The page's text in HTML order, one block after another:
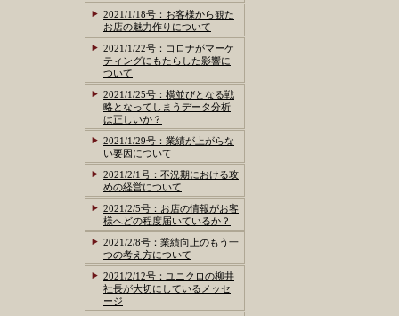
2021/1/18号：お客様から観た
お店の魅力作りについて
2021/1/22号：コロナがマーケ
ティングにもたらした影響に
ついて
2021/1/25号：横並びとなる戦
略となってしまうデータ分析
は正しいか？
2021/1/29号：業績が上がらな
い要因について
2021/2/1号：不況期における攻
めの経営について
2021/2/5号：お店の情報がお客
様へどの程度届いているか？
2021/2/8号：業績向上のもう一
つの考え方について
2021/2/12号：ユニクロの柳井
社長が大切にしているメッセ
ージ